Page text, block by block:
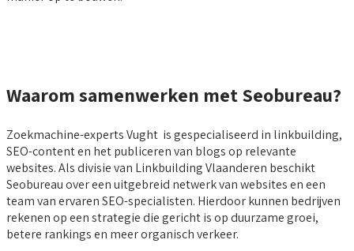
Waarom samenwerken met Seobureau?
Zoekmachine-experts Vught is gespecialiseerd in linkbuilding,
SEO-content en het publiceren van blogs op relevante
websites. Als divisie van Linkbuilding Vlaanderen beschikt
Seobureau over een uitgebreid netwerk van websites en een
team van ervaren SEO-specialisten. Hierdoor kunnen bedrijven
rekenen op een strategie die gericht is op duurzame groei,
betere rankings en meer organisch verkeer.